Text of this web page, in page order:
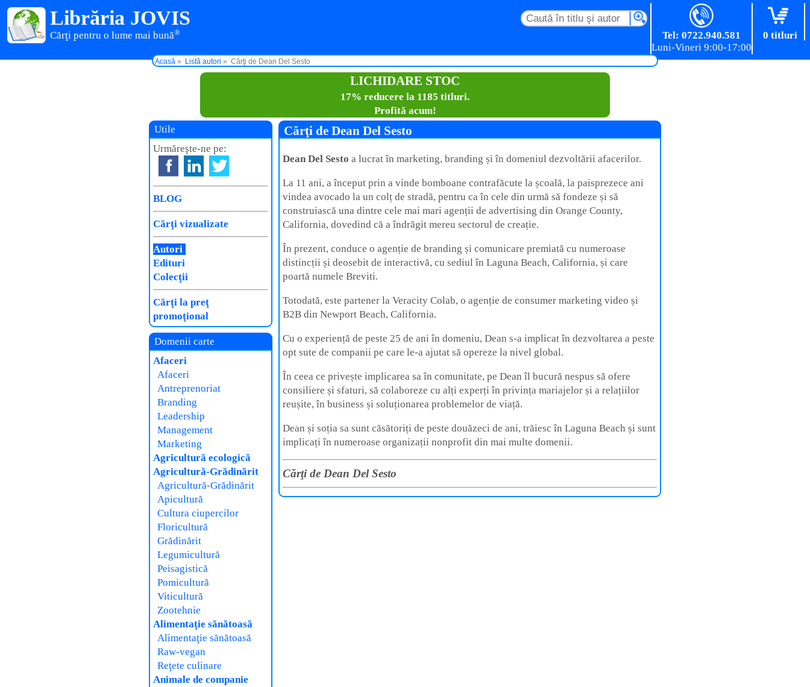
Librăria JOVIS
Cărţi pentru o lume mai bună® 0 titluri
Tel: 0722.940.581
Acasă Listă autori Cărţi de Dean Del Sesto
LICHIDARE STOC
17% reducere la 1185 titluri.
Profită acum!
Cărţi de Dean Del Sesto
Dean Del Sesto a lucrat în marketing, branding și în domeniul dezvoltării afacerilor.
La 11 ani, a început prin a vinde bomboane contrafăcute la școală, la paisprezece ani
vindea avocado la un colț de stradă, pentru ca în cele din urmă să fondeze și să
construiască una dintre cele mai mari agenții de advertising din Orange County,
California, dovedind că a îndrăgit mereu sectorul de creație.
În prezent, conduce o agenție de branding și comunicare premiată cu numeroase
distincții și deosebit de interactivă, cu sediul în Laguna Beach, California, și care
poartă numele Breviti.
Totodată, este partener la Veracity Colab, o agenție de consumer marketing video și
B2B din Newport Beach, California.
Cu o experiență de peste 25 de ani în domeniu, Dean s-a implicat în dezvoltarea a peste
opt sute de companii pe care le-a ajutat să opereze la nivel global.
În ceea ce privește implicarea sa în comunitate, pe Dean îl bucură nespus să ofere
consiliere și sfaturi, să colaboreze cu alți experți în privința mariajelor și a relațiilor
reușite, în business și soluționarea problemelor de viață.
Dean și soția sa sunt căsătoriți de peste douăzeci de ani, trăiesc în Laguna Beach și sunt
implicați în numeroase organizații nonprofit din mai multe domenii.
Cărţi de Dean Del Sesto
Utile
Urmăreşte-ne pe:
BLOG
Cărţi vizualizate
Autori
Edituri
Colecţii
Cărţi la preţ
promoţional
Domenii carte
Afaceri
Afaceri
Antreprenoriat
Branding
Leadership
Management
Marketing
Agricultură ecologică
Agricultură-Grădinărit
Agricultură-Grădinărit
Apicultură
Cultura ciupercilor
Floricultură
Grădinărit
Legumicultură
Peisagistică
Pomicultură
Viticultură
Zootehnie
Alimentaţie sănătoasă
Alimentaţie sănătoasă
Raw-vegan
Reţete culinare
Animale de companie